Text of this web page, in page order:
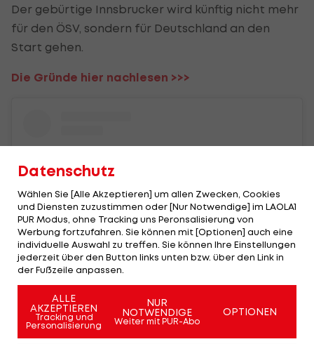
Der gebürtige Innsbrucker wird künftig nicht mehr
für den ÖSV, sondern für Deutschland an den
Start gehen.
Die Gründe hier nachlesen >>>
Datenschutz
Wählen Sie [Alle Akzeptieren] um allen Zwecken, Cookies
und Diensten zuzustimmen oder [Nur Notwendige] im LAOLA1
PUR Modus, ohne Tracking uns Peronsalisierung von
Werbung fortzufahren. Sie können mit [Optionen] auch eine
individuelle Auswahl zu treffen. Sie können Ihre Einstellungen
jederzeit über den Button links unten bzw. über den Link in
der Fußzeile anpassen.
ALLE
AKZEPTIEREN
Tracking und
Personalisierung
NUR
NOTWENDIGE
Weiter mit PUR-Abo
OPTIONEN